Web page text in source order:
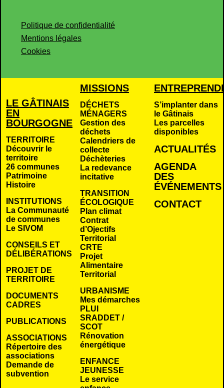
Politique de confidentialité
Mentions légales
Cookies
LE GÂTINAIS
EN
BOURGOGNE
TERRITOIRE
Découvrir le
territoire
26 communes
Patrimoine
Histoire
INSTITUTIONS
La Communauté
de communes
Le SIVOM
CONSEILS ET
DÉLIBÉRATIONS
PROJET DE
TERRITOIRE
DOCUMENTS
CADRES
PUBLICATIONS
ASSOCIATIONS
Répertoire des
associations
Demande de
subvention
MISSIONS
DÉCHETS
MÉNAGERS
Gestion des
déchets
Calendriers de
collecte
Déchèteries
La redevance
incitative
TRANSITION
ÉCOLOGIQUE
Plan climat
Contrat
d’Ojectifs
Territorial
CRTE
Projet
Alimentaire
Territorial
URBANISME
Mes démarches
PLUI
SRADDET /
SCOT
Rénovation
énergétique
ENFANCE
JEUNESSE
Le service
S’implanter dans
le Gâtinais
Les parcelles
disponibles
ACTUALITÉS
AGENDA
DES
ÉVÉNEMENTS
CONTACT